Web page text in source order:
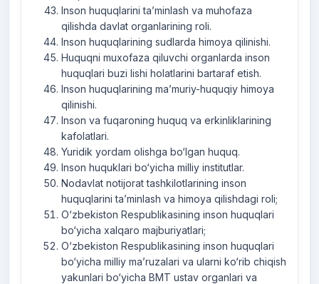
Inson huquqlarini ta’minlash va muhofaza
qilishda davlat organlarining roli.
Inson huquqlarining sudlarda himoya qilinishi.
Huquqni muxofaza qiluvchi organlarda inson
huquqlari buzi lishi holatlarini bartaraf etish.
Inson huquqlarining ma’muriy-huquqiy himoya
qilinishi.
Inson va fuqaroning huquq va erkinliklarining
kafolatlari.
Yuridik yordam olishga bo‘lgan huquq.
Inson huquklari bo‘yicha milliy institutlar.
Nodavlat notijorat tashkilotlarining inson
huquqlarini ta’minlash va himoya qilishdagi roli;
O‘zbekiston Respublikasining inson huquqlari
bo‘yicha xalqaro majburiyatlari;
O‘zbekiston Respublikasining inson huquqlari
bo‘yicha milliy ma’ruzalari va ularni ko‘rib chiqish
yakunlari bo‘yicha BMT ustav organlari va